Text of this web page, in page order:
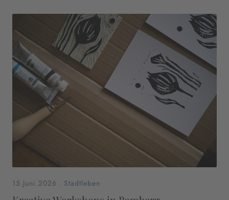
15.Juni.2026 . Stadtleben